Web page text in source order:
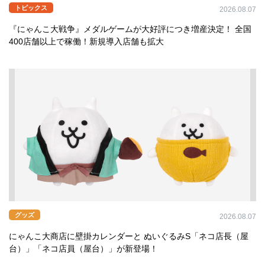
トピックス 2026.08.07
『にゃんこ大戦争』メダルゲームが大好評につき増産決定！ 全国
400店舗以上で稼働！新規導入店舗も拡大
グッズ 2026.08.07
にゃんこ大商店に壁掛カレンダーと ぬいぐるみS「ネコ店長（屋
台）」「ネコ店員（屋台）」が新登場！